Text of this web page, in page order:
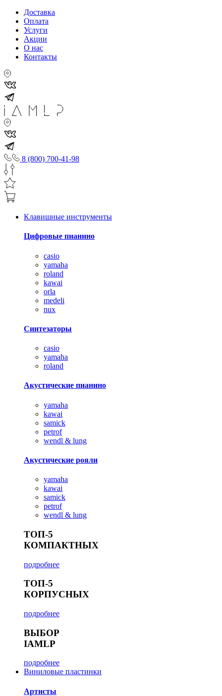
Доставка
Оплата
Услуги
Акции
О нас
Контакты
8 (800) 700-41-98
Клавишные инструменты
Цифровые пианино
casio
yamaha
roland
kawai
orla
medeli
nux
Синтезаторы
casio
yamaha
roland
Акустические пианино
yamaha
kawai
samick
petrof
wendl & lung
Акустические рояли
yamaha
kawai
samick
petrof
wendl & lung
ТОП-5
КОМПАКТНЫХ
подробнее
ТОП-5
КОРПУСНЫХ
подробнее
ВЫБОР
IAMLP
подробнее
Виниловые пластинки
Артисты